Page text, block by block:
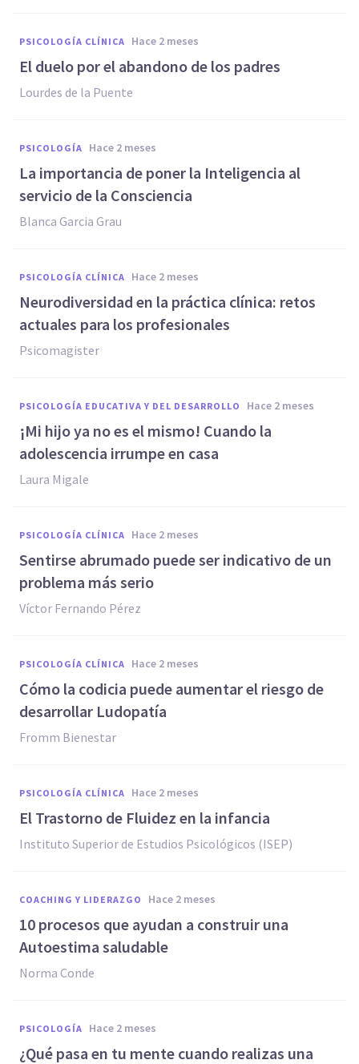
PSICOLOGÍA CLÍNICA hace 2 meses
El duelo por el abandono de los padres
Lourdes de la Puente
PSICOLOGÍA hace 2 meses
La importancia de poner la Inteligencia al
servicio de la Consciencia
Blanca Garcia Grau
PSICOLOGÍA CLÍNICA hace 2 meses
Neurodiversidad en la práctica clínica: retos
actuales para los profesionales
Psicomagister
PSICOLOGÍA EDUCATIVA Y DEL DESARROLLO hace 2 meses
¡Mi hijo ya no es el mismo! Cuando la
adolescencia irrumpe en casa
Laura Migale
PSICOLOGÍA CLÍNICA hace 2 meses
Sentirse abrumado puede ser indicativo de un
problema más serio
Víctor Fernando Pérez
PSICOLOGÍA CLÍNICA hace 2 meses
Cómo la codicia puede aumentar el riesgo de
desarrollar Ludopatía
Fromm Bienestar
PSICOLOGÍA CLÍNICA hace 2 meses
El Trastorno de Fluidez en la infancia
Instituto Superior de Estudios Psicológicos (ISEP)
COACHING Y LIDERAZGO hace 2 meses
10 procesos que ayudan a construir una
Autoestima saludable
Norma Conde
PSICOLOGÍA hace 2 meses
¿Qué pasa en tu mente cuando realizas una